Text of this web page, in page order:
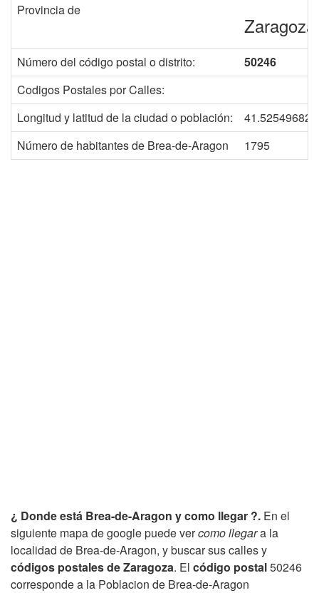
Provincia de
Zaragoza
Número del código postal o distrito:
50246
Codigos Postales por Calles:
Longitud y latitud de la ciudad o población:
Número de habitantes de Brea-de-Aragon
1795
¿ Donde está Brea-de-Aragon y como llegar ?. En el
siguiente mapa de google puede vercomo llegara la
localidad de Brea-de-Aragon, y buscar sus calles y
códigos postales de Zaragoza. El código postal50246
corresponde a la Poblacion de Brea-de-Aragon